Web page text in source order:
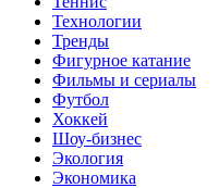
Технологии
Тренды
Фигурное катание
Фильмы и сериалы
Футбол
Хоккей
Шоу-бизнес
Экология
Экономика